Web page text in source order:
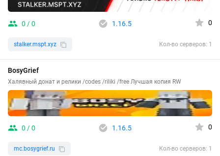
0 / 0 1.16.5 0
stalker.mspt.xyz Кол-во серверов: 1
BosyGrief
Халявный донат и релики /codes /riliki /free Лучшая копия RW
0 / 0 1.16.5 0
mc.bosygrief.ru Кол-во серверов: 1